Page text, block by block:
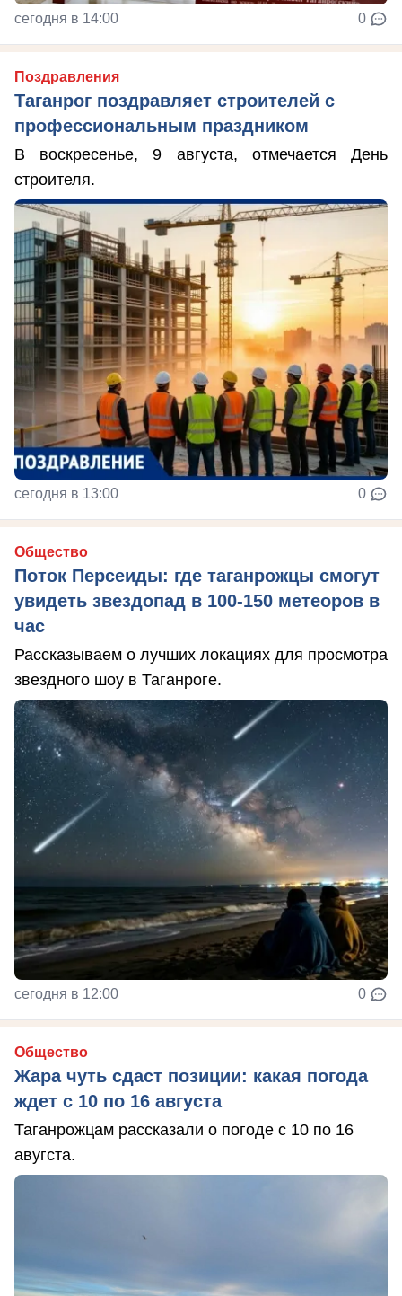
сегодня в 14:00 0
Поздравления
Таганрог поздравляет строителей с
профессиональным праздником
В воскресенье, 9 августа, отмечается День
строителя.
сегодня в 13:00 0
Общество
Поток Персеиды: где таганрожцы смогут
увидеть звездопад в 100-150 метеоров в
час
Рассказываем о лучших локациях для просмотра
звездного шоу в Таганроге.
сегодня в 12:00 0
Общество
Жара чуть сдаст позиции: какая погода
ждет с 10 по 16 августа
Таганрожцам рассказали о погоде с 10 по 16
авугста.